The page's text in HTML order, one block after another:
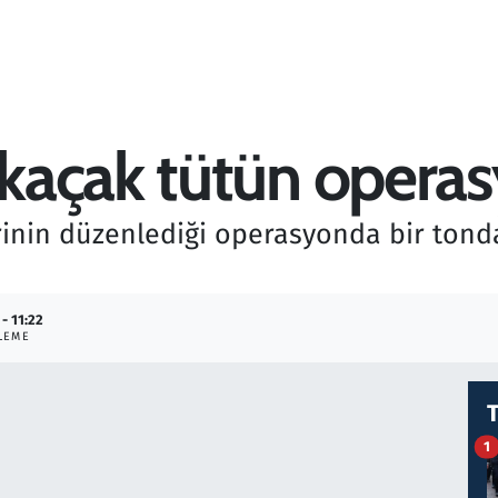
tütün
düzenlediği operasyonda bir
11:22
1